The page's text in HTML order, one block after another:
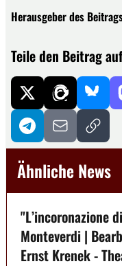
Herausgeber des
Teile den Beitrag auf
Ähnliche News
"L’incoronazione
Monteverdi |
Ernst Krenek -